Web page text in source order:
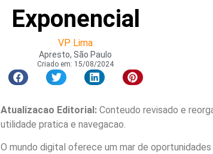
Exponencial
VP Lima
Apresto, São Paulo
Criado em: 15/08/2024
Atualizacao Editorial:Conteudo revisado e
utilidade pratica e navegacao.
O mundo digital oferece um mar de